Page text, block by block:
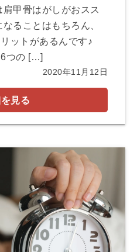
甲骨はがしがおスス
ることはもちろん、
ットがあるんです♪
6つの […]
2020年11月12日
見る